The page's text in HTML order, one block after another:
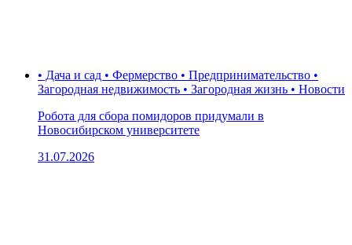
• Дача и сад • Фермерство • Предпринимательство •
Загородная недвижимость • Загородная жизнь • Новости
Робота для сбора помидоров придумали в
Новосибирском университете
31.07.2026